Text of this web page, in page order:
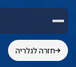
חזרה לגלריה